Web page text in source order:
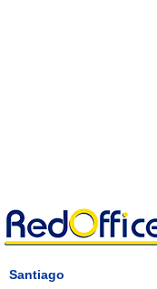
Santiago